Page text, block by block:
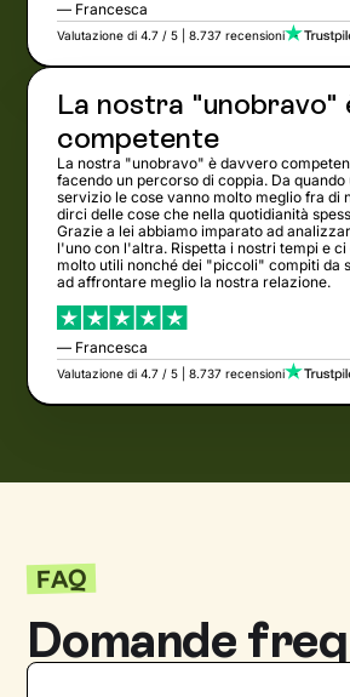
— Francesca
Valutazione di 4.7 / 5 | 8.737 recensioni
La nostra "unobravo"
competente
La nostra "unobravo" è davvero
facendo un percorso di coppia. Da
servizio le cose vanno molto meglio fra di
dirci delle cose che nella quotidianità
Grazie a lei abbiamo imparato ad
l'uno con l'altra. Rispetta i nostri tempi e
molto utili nonché dei "piccoli" compiti da
ad affrontare meglio la nostra relazione.
— Francesca
Valutazione di 4.7 / 5 | 8.737 recensioni
FAQ
Domande